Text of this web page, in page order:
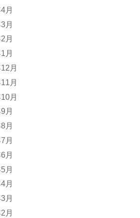
月
月
月
月
月
月
月
月
月
月
月
月
月
月
月